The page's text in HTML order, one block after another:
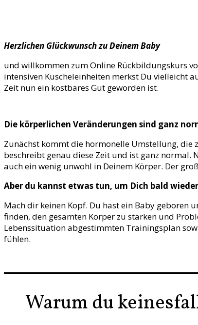
Herzlichen Glückwunsch zu Deinem Baby
und willkommen zum Online Rückbildungskurs
intensiven Kuscheleinheiten merkst Du vielleicht
Zeit nun ein kostbares Gut geworden ist.
Die körperlichen Veränderungen sind ganz
Zunächst kommt die hormonelle Umstellung, die
beschreibt genau diese Zeit und ist ganz normal.
auch ein wenig unwohl in Deinem Körper. Der
Aber du kannst etwas tun, um Dich bald
Mach dir keinen Kopf. Du hast ein Baby geboren
finden, den gesamten Körper zu stärken und
Lebenssituation abgestimmten Trainingsplan
fühlen.
Warum du